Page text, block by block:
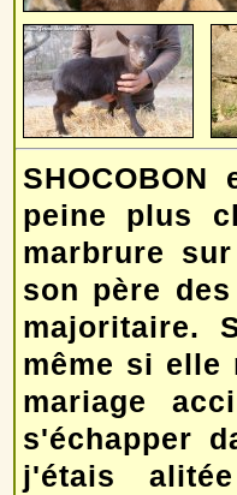
peine plus
marbrure
son père
majoritaire.
même si elle
mariage
s'échapper
j'étais